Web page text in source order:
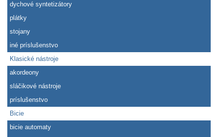
dychové syntetizátory
plátky
stojany
iné príslušenstvo
Klasické nástroje
akordeony
sláčikové nástroje
príslušenstvo
Bicie
bicie automaty